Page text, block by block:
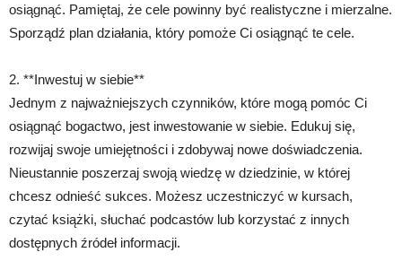
osiągnąć. Pamiętaj, że cele powinny być realistyczne i mierzalne.
Sporządź plan działania, który pomoże Ci osiągnąć te cele.
2. **Inwestuj w siebie**
Jednym z najważniejszych czynników, które mogą pomóc Ci
osiągnąć bogactwo, jest inwestowanie w siebie. Edukuj się,
rozwijaj swoje umiejętności i zdobywaj nowe doświadczenia.
Nieustannie poszerzaj swoją wiedzę w dziedzinie, w której
chcesz odnieść sukces. Możesz uczestniczyć w kursach,
czytać książki, słuchać podcastów lub korzystać z innych
dostępnych źródeł informacji.